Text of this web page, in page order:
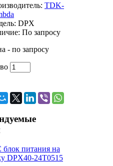
TDK-
DPX
По запросу
- по запросу